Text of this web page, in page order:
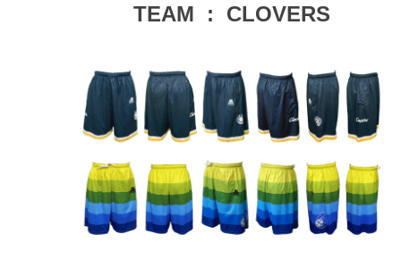
TEAM : CLOVERS